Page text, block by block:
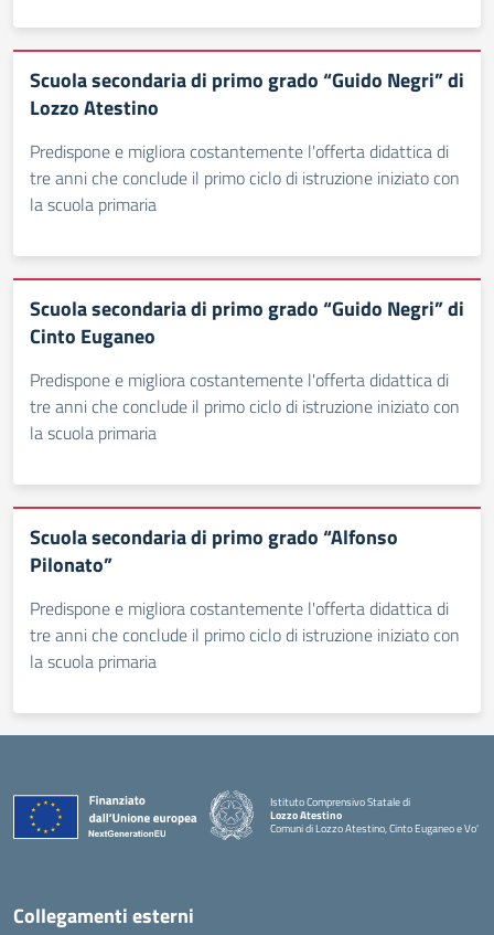
Scuola secondaria di primo grado “Guido Negri” di
Lozzo Atestino
Predispone e migliora costantemente l'offerta didattica di
tre anni che conclude il primo ciclo di istruzione iniziato con
la scuola primaria
Scuola secondaria di primo grado “Guido Negri” di
Cinto Euganeo
Predispone e migliora costantemente l'offerta didattica di
tre anni che conclude il primo ciclo di istruzione iniziato con
la scuola primaria
Scuola secondaria di primo grado “Alfonso
Pilonato”
Predispone e migliora costantemente l'offerta didattica di
tre anni che conclude il primo ciclo di istruzione iniziato con
la scuola primaria
Istituto Comprensivo Statale di
Lozzo Atestino
Comuni di Lozzo Atestino, Cinto Euganeo e Vo'
— Visita la pagina iniziale della scuola
Collegamenti esterni